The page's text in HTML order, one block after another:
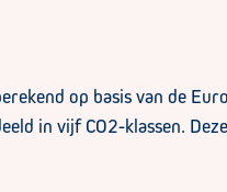
op basis van de
in vijf CO2-klassen.